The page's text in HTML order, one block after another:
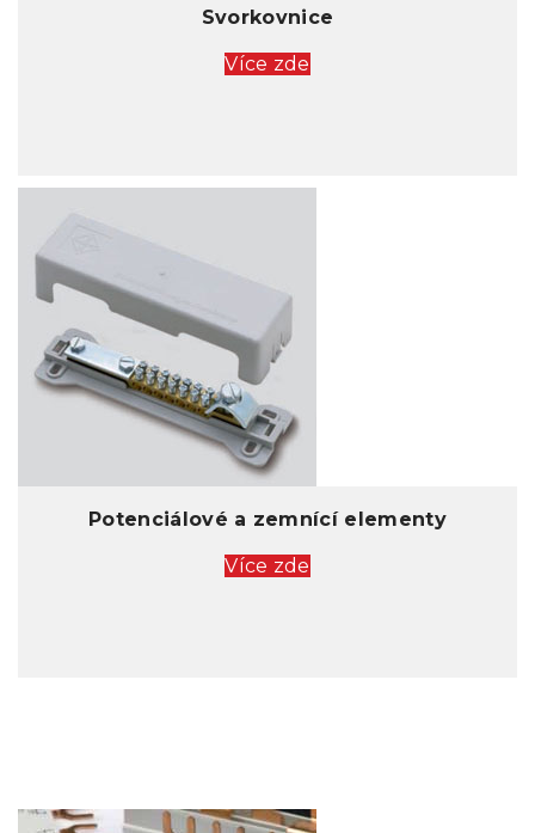
Svorkovnice
Více zde
Potenciálové a zemnící elementy
Více zde